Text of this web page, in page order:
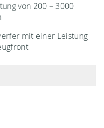
von 200 – 3000
mit einer Leistung